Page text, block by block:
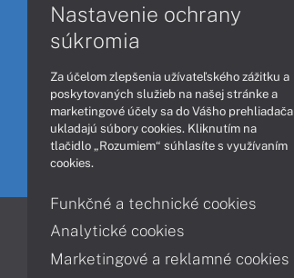
Informácie
Obchodné podmienky
Nastavenie ochrany
súkromia
Za účelom zlepšenia užívateľského zážitku a
poskytovaných služieb na našej stránke a
marketingové účely sa do Vášho prehliadača
ukladajú súbory cookies. Kliknutím na
tlačidlo „Rozumiem“ súhlasíte s využívaním
cookies.
Funkčné a technické cookies
Analytické cookies
Marketingové a reklamné cookies